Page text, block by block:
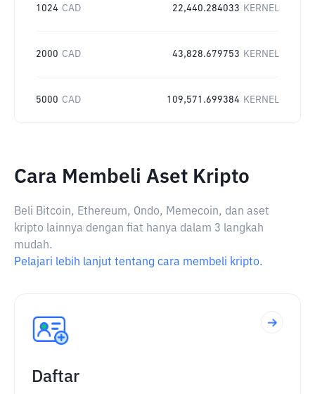
1024 CAD 22,440.284033 KERNEL
2000 CAD 43,828.679753 KERNEL
5000 CAD 109,571.699384 KERNEL
Cara Membeli Aset Kripto
Beli Bitcoin, Ethereum, Ondo, Memecoin, dan aset
kripto lainnya dengan fiat hanya dalam 3 langkah
mudah.
Pelajari lebih lanjut tentang cara membeli kripto.
Daftar